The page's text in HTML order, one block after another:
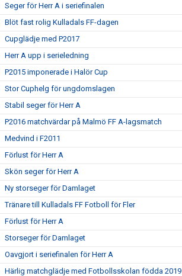
Seger för Herr A i seriefinalen
Blöt fast rolig Kulladals FF-dagen
Cupglädje med P2017
Herr A upp i serieledning
P2015 imponerade i Halör Cup
Stor Cuphelg för ungdomslagen
Stabil seger för Herr A
P2016 matchvärdar på Malmö FF A-lagsmatch
Medvind i F2011
Förlust för Herr A
Skön seger för Herr A
Ny storseger för Damlaget
Tränare till Kulladals FF Fotboll för Fler
Förlust för Herr A
Storseger för Damlaget
Oavgjort i seriefinalen för Herr A
Härlig matchglädje med Fotbollsskolan födda 2019